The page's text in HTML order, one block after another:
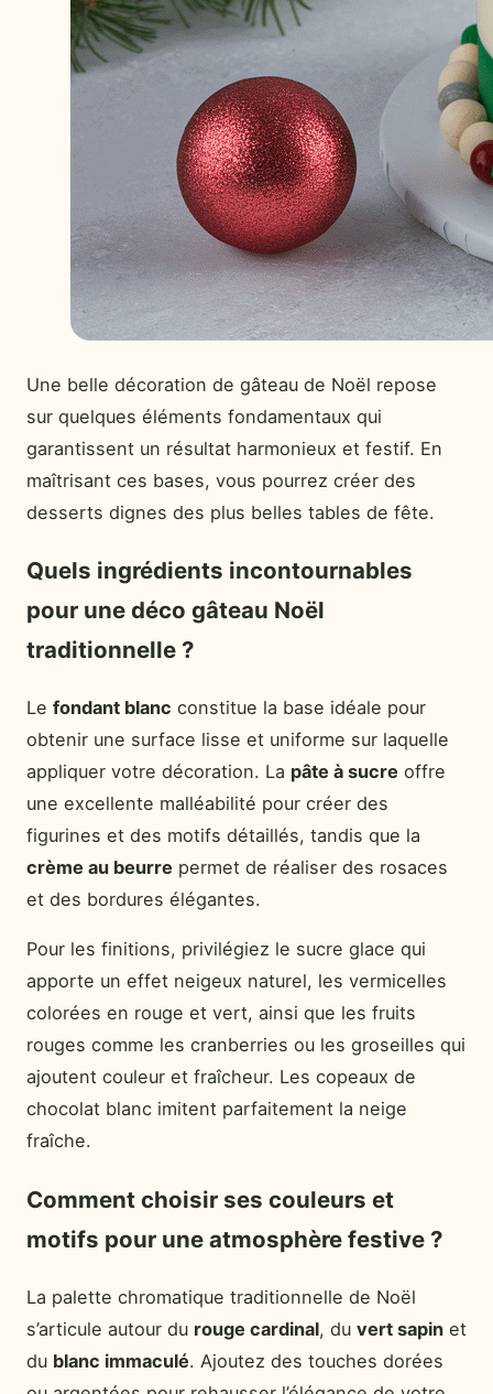
Une belle décoration de gâteau de Noël repose
sur quelques éléments fondamentaux qui
garantissent un résultat harmonieux et festif. En
maîtrisant ces bases, vous pourrez créer des
desserts dignes des plus belles tables de fête.
Quels ingrédients incontournables
pour une déco gâteau Noël
traditionnelle ?
Le fondant blanc constitue la base idéale pour
obtenir une surface lisse et uniforme sur laquelle
appliquer votre décoration. La pâte à sucre offre
une excellente malléabilité pour créer des
figurines et des motifs détaillés, tandis que la
crème au beurre permet de réaliser des rosaces
et des bordures élégantes.
Pour les finitions, privilégiez le sucre glace qui
apporte un effet neigeux naturel, les vermicelles
colorées en rouge et vert, ainsi que les fruits
rouges comme les cranberries ou les groseilles qui
ajoutent couleur et fraîcheur. Les copeaux de
chocolat blanc imitent parfaitement la neige
fraîche.
Comment choisir ses couleurs et
motifs pour une atmosphère festive ?
La palette chromatique traditionnelle de Noël
s’articule autour du rouge cardinal, du vert sapin et
du blanc immaculé. Ajoutez des touches dorées